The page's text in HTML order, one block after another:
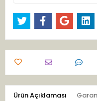
Ürün Açıklaması